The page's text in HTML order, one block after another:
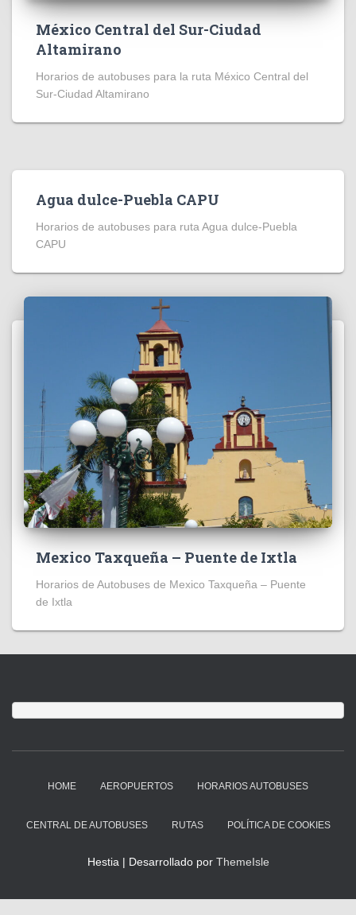
México Central del Sur-Ciudad
Altamirano
Horarios de autobuses para la ruta México Central del
Sur-Ciudad Altamirano
Agua dulce-Puebla CAPU
Horarios de autobuses para ruta Agua dulce-Puebla
CAPU
Mexico Taxqueña – Puente de Ixtla
Horarios de Autobuses de Mexico Taxqueña – Puente
de Ixtla
HOME AEROPUERTOS HORARIOS AUTOBUSES
CENTRAL DE AUTOBUSES RUTAS POLÍTICA DE COOKIES
Hestia | Desarrollado por ThemeIsle